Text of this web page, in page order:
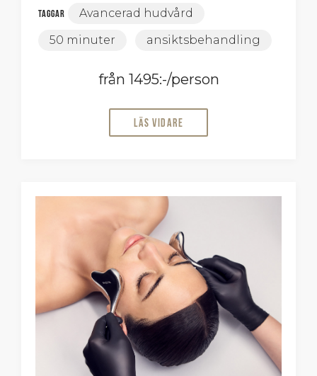
Taggar
Avancerad hudvård
50 minuter
ansiktsbehandling
från 1495:-/person
Läs vidare